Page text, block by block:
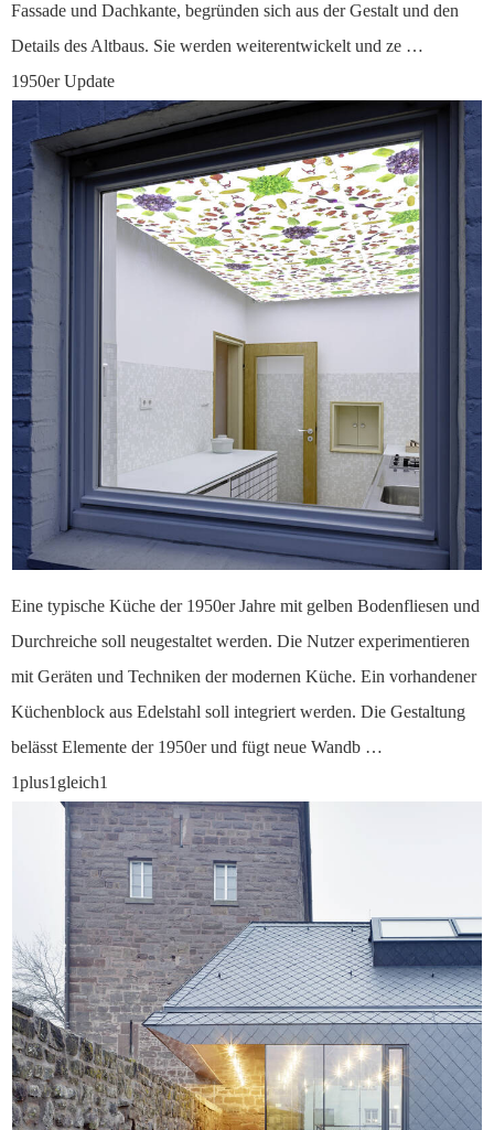
Fassade und Dachkante, begründen sich aus der Gestalt und den
Details des Altbaus. Sie werden weiterentwickelt und ze …
1950er Update
Eine typische Küche der 1950er Jahre mit gelben Bodenfliesen und
Durchreiche soll neugestaltet werden. Die Nutzer experimentieren
mit Geräten und Techniken der modernen Küche. Ein vorhandener
Küchenblock aus Edelstahl soll integriert werden. Die Gestaltung
belässt Elemente der 1950er und fügt neue Wandb …
1plus1gleich1